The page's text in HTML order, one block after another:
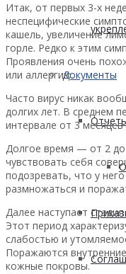
Документы
Итак, от первых 3-х
неспецифические
кашель, увеличение
горле. Редко к этим
Проявления очень
или аллергию.
Часто вирус никак
долгих лет. В среднем
интервале от 3
Долгое время — от 2
чувствовать себя
подозревать, что у
размножаться и
Далее наступает
Этот период
слабостью и
Поражаются
кожные покровы.